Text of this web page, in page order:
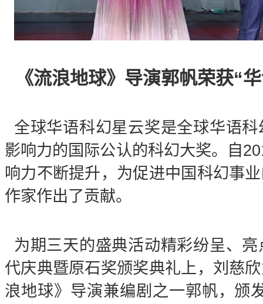
《流浪地球》导演郭帆荣获“
全球华语科幻星云奖是全球华语
影响力的国际公认的科幻大奖。自
响力不断提升，为促进中国科幻事
作家作出了贡献。
为期三天的盛典活动精彩纷呈、
代庆典暨原石奖颁奖典礼上，刘慈
浪地球》导演兼编剧之一郭帆，颁